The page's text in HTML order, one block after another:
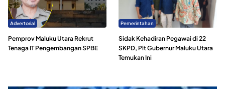
Advertorial
Pemprov Maluku Utara Rekrut
Tenaga IT Pengembangan SPBE
Pemerintahan
Sidak Kehadiran Pegawai di 22
SKPD, Plt Gubernur Maluku Utara
Temukan Ini